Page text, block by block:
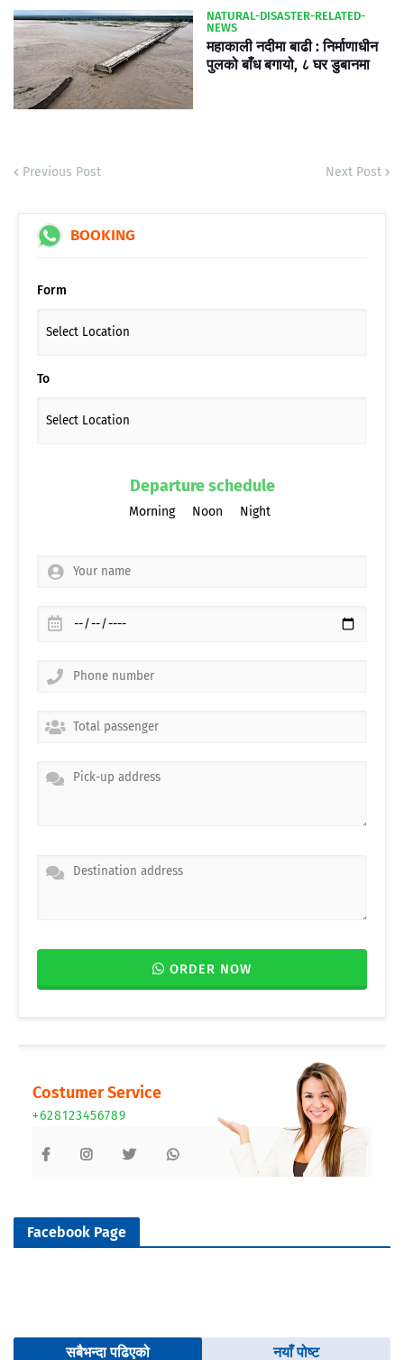
NATURAL-DISASTER-RELATED-
NEWS
महाकाली नदीमा बाढी : निर्माणाधीन
पुलको बाँध बगायो, ८ घर डुबानमा
Previous Post Next Post
BOOKING
Form
To
Departure schedule
Morning Noon Night
ORDER NOW
Costumer Service
+628123456789
Facebook Page
सबैभन्दा पढिएको नयाँ पोष्ट